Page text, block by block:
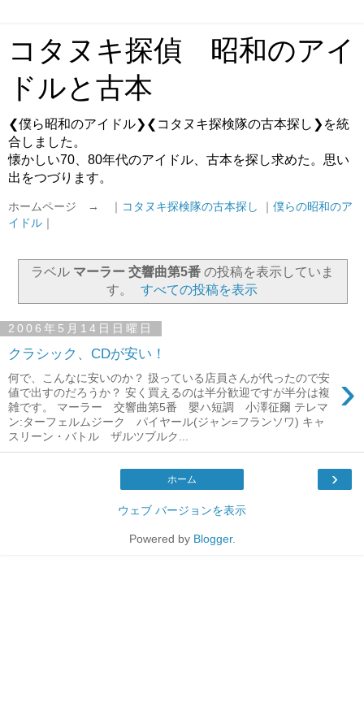
コタヌキ探偵 昭和のアイ
ドルと古本
❮僕ら昭和のアイドル❯❮コタヌキ探検隊の古本探し❯を統
合しました。
懐かしい70、80年代のアイドル、古本を探し求めた。思い
出をつづります。
ホームページ → ｜ コタヌキ探検隊の古本探し ｜ 僕らの昭和のア
イドル ｜
ラベル マーラー 交響曲第5番の投稿を表示していま
す。
すべての投稿を表示
2006年5月14日日曜日
クラシック、CDが安い！
›
何で、こんなに安いのか？ 扱っている店員さんが代ったので安
値で出すのだろうか？ 安く買えるのは半分歓迎ですが半分は複
雑です。 マーラー 交響曲第5番 嬰ハ短調 小澤征爾 テレマ
ン:ターフェルムジーク パイヤール(ジャン=フランソワ) キャ
スリーン・バトル ザルツブルク...
›
ホーム
ウェブ バージョンを表示
Powered by Blogger.